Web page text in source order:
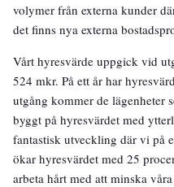
volymer från externa kunder
det finns nya externa
Vårt hyresvärde uppgick vid
524 mkr. På ett år har
utgång kommer de lägenheter
byggt på hyresvärdet med
fantastisk utveckling där vi på
ökar hyresvärdet med 25
arbeta hårt med att minska